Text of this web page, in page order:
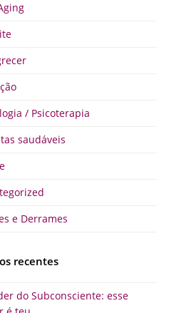
/ Psicoterapia
saudáveis
e Derrames
recentes
do Subconsciente: esse